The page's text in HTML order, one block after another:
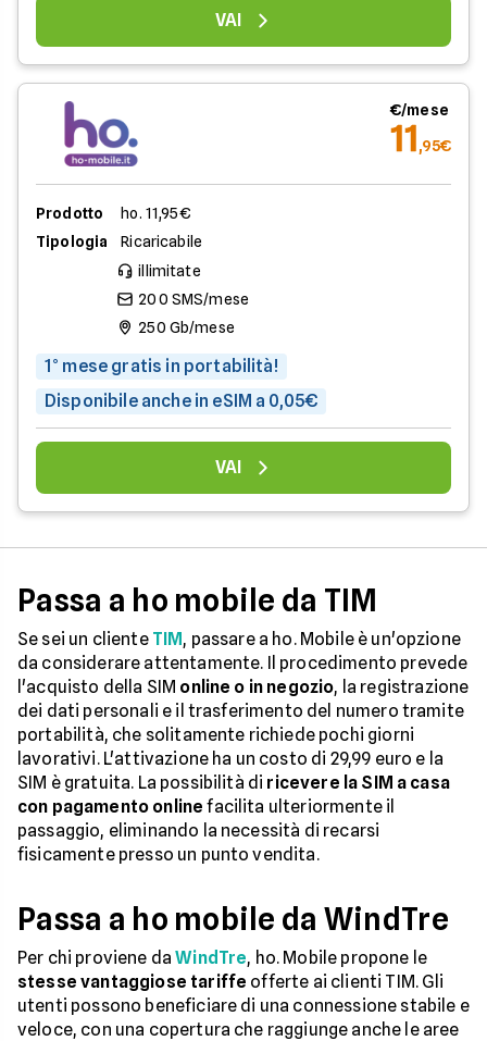
VAI
€/mese
11,95€
Prodotto
ho. 11,95€
Tipologia
Ricaricabile
illimitate
200 SMS/mese
250 Gb/mese
1° mese gratis in portabilità!
Disponibile anche in eSIM a 0,05€
VAI
Passa a ho mobile da TIM
Se sei un cliente TIM, passare a ho. Mobile è un'opzione
da considerare attentamente. Il procedimento prevede
l'acquisto della SIM online o in negozio, la registrazione
dei dati personali e il trasferimento del numero tramite
portabilità, che solitamente richiede pochi giorni
lavorativi. L'attivazione ha un costo di 29,99 euro e la
SIM è gratuita. La possibilità di ricevere la SIM a casa
con pagamento online facilita ulteriormente il
passaggio, eliminando la necessità di recarsi
fisicamente presso un punto vendita.
Passa a ho mobile da WindTre
Per chi proviene daWindTre, ho. Mobile propone le
stesse vantaggiose tariffe offerte ai clienti TIM. Gli
utenti possono beneficiare di una connessione stabile e
veloce, con una copertura che raggiunge anche le aree